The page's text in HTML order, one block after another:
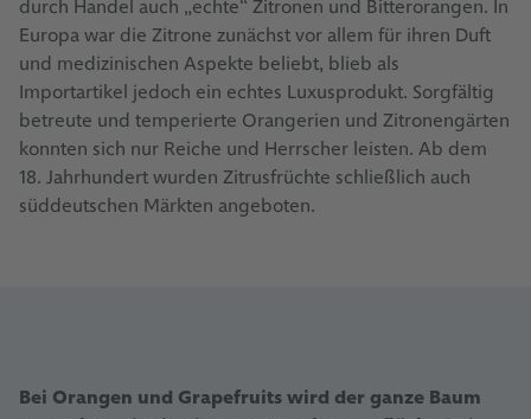
durch Handel auch „echte“ Zitronen und Bitterorangen. In
Europa war die Zitrone zunächst vor allem für ihren Duft
und medizinischen Aspekte beliebt, blieb als
Importartikel jedoch ein echtes Luxusprodukt. Sorgfältig
betreute und temperierte Orangerien und Zitronengärten
konnten sich nur Reiche und Herrscher leisten. Ab dem
18. Jahrhundert wurden Zitrusfrüchte schließlich auch
süddeutschen Märkten angeboten.
Bei Orangen und Grapefruits wird der ganze Baum